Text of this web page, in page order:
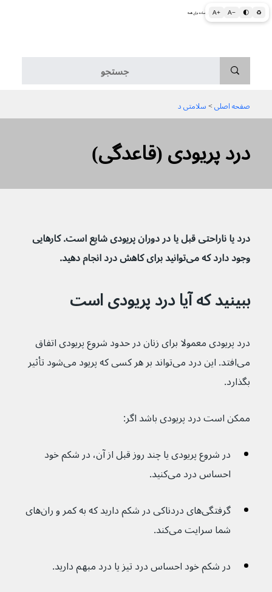
A+ A− 🌓 ♻ اطلاعات پزشکی و بهداشتی به زبان ساده برای همه
درد پریودی (قاعدگی)
صفحه اصلی > سلامتی د
درد یا ناراحتی قبل یا در دوران پریودی شایع است. کارهایی
وجود دارد که می‌توانید برای کاهش درد انجام دهید.
ببینید که آیا درد پریودی است
درد پریودی معمولا برای زنان در حدود شروع پریودی اتفاق
می‌افتد. این درد می‌تواند بر هر کسی که پریود می‌شود تأثیر
بگذارد.
ممکن است درد پریودی باشد اگر:
در شروع پریودی یا چند روز قبل از آن، در شکم خود
احساس درد می‌کنید.
گرفتگی‌های دردناکی در شکم دارید که به کمر و ران‌های
شما سرایت می‌کند.
در شکم خود احساس درد تیز یا درد مبهم دارید.